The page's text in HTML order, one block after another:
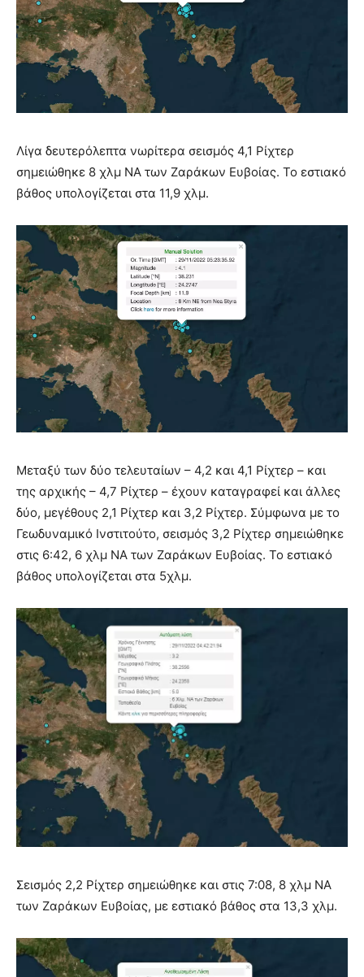
Λίγα δευτερόλεπτα νωρίτερα σεισμός 4,1 Ρίχτερ
σημειώθηκε 8 χλμ ΝΑ των Ζαράκων Ευβοίας. Το εστιακό
βάθος υπολογίζεται στα 11,9 χλμ.
Μεταξύ των δύο τελευταίων – 4,2 και 4,1 Ρίχτερ – και
της αρχικής – 4,7 Ρίχτερ – έχουν καταγραφεί και άλλες
δύο, μεγέθους 2,1 Ρίχτερ και 3,2 Ρίχτερ. Σύμφωνα με το
Γεωδυναμικό Ινστιτούτο, σεισμός 3,2 Ρίχτερ σημειώθηκε
στις 6:42, 6 χλμ ΝΑ των Ζαράκων Ευβοίας. Το εστιακό
βάθος υπολογίζεται στα 5χλμ.
Σεισμός 2,2 Ρίχτερ σημειώθηκε και στις 7:08, 8 χλμ ΝΑ
των Ζαράκων Ευβοίας, με εστιακό βάθος στα 13,3 χλμ.